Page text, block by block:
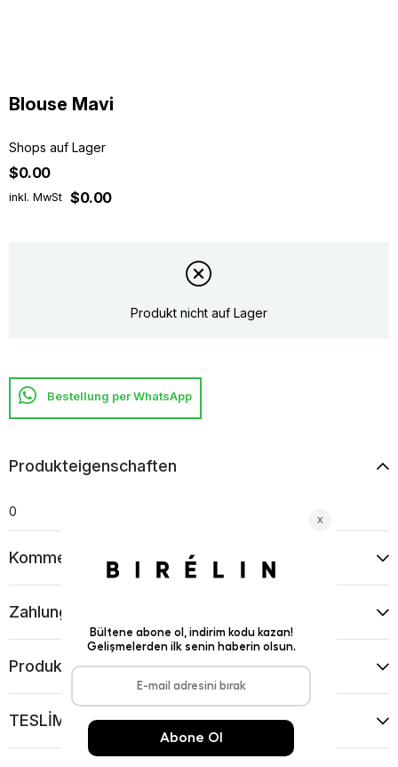
Blouse Mavi
Shops auf Lager
$0.00
inkl. MwSt $0.00
Produkt nicht auf Lager
Produkteigenschaften
0
Kommentare (0)
Zahlungsart
Produktvorschläge
TESLİMAT VE İADE KOŞULLARI